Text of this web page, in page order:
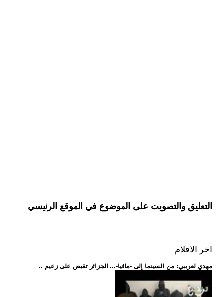
التعليق والتصويت على الموضوع في الموقع الرئيسي
اخر الافلام
.. مهدي لعريبي: من السينما إلى -مافيا-... الجزائر تقبض على زعيم